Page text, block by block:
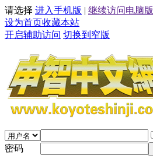
请选择 进入手机版 | 继续访问电脑版
设为首页收藏本站
开启辅助访问 切换到窄版
密码